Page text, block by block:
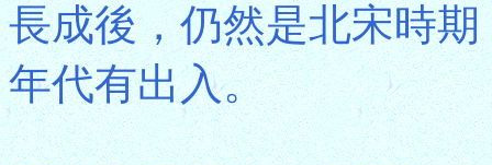
長成後，仍然是北宋時
年代有出入。